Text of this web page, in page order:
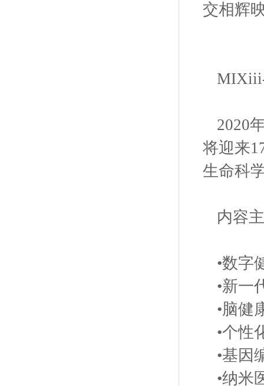
交相辉
2020
将迎来
生命科
内容
•数字
•新一
•脑健
•个性
•基因
•纳米